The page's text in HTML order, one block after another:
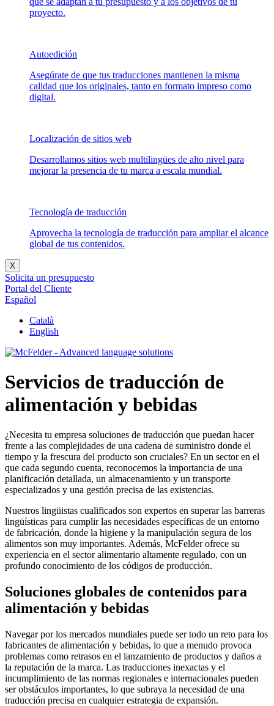
proyecto.
Autoedición
Asegúrate de que tus traducciones mantienen la misma
calidad que los originales, tanto en formato impreso como
digital.
Localización de sitios web
Desarrollamos sitios web multilingües de alto nivel para
mejorar la presencia de tu marca a escala mundial.
Tecnología de traducción
Aprovecha la tecnología de traducción para ampliar el alcance
global de tus contenidos.
X
Solicita un presupuesto
Portal del Cliente
Español
Català
English
Servicios de traducción de
alimentación y bebidas
¿Necesita tu empresa soluciones de traducción que puedan hacer
frente a las complejidades de una cadena de suministro donde el
tiempo y la frescura del producto son cruciales? En un sector en el
que cada segundo cuenta, reconocemos la importancia de una
planificación detallada, un almacenamiento y un transporte
especializados y una gestión precisa de las existencias.
Nuestros lingüistas cualificados son expertos en superar las barreras
lingüísticas para cumplir las necesidades específicas de un entorno
de fabricación, donde la higiene y la manipulación segura de los
alimentos son muy importantes. Además, McFelder ofrece su
experiencia en el sector alimentario altamente regulado, con un
profundo conocimiento de los códigos de producción.
Soluciones globales de contenidos para
alimentación y bebidas
Navegar por los mercados mundiales puede ser todo un reto para los
fabricantes de alimentación y bebidas, lo que a menudo provoca
problemas como retrasos en el lanzamiento de productos y daños a
la reputación de la marca. Las traducciones inexactas y el
incumplimiento de las normas regionales e internacionales pueden
ser obstáculos importantes, lo que subraya la necesidad de una
traducción precisa en cualquier estrategia de expansión.